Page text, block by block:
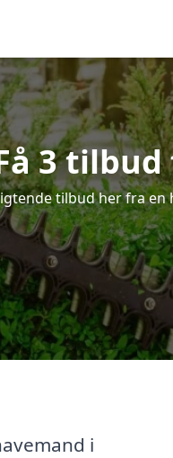
3 tilbud
tilbud her fra en
i